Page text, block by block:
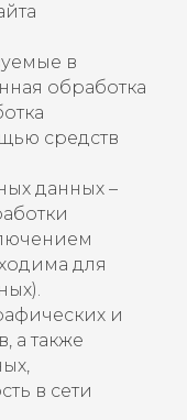
в
обработка
средств
данных –
для
и
а также
в сети